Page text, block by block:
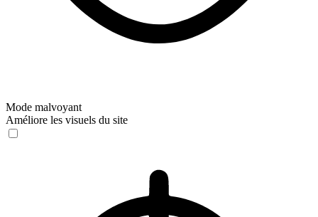
Mode malvoyant
Améliore les visuels du site